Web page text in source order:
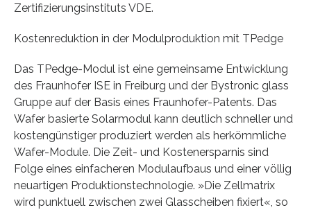
Zertifizierungsinstituts VDE.
Kostenreduktion in der Modulproduktion mit TPedge
Das TPedge-Modul ist eine gemeinsame Entwicklung
des Fraunhofer ISE in Freiburg und der Bystronic glass
Gruppe auf der Basis eines Fraunhofer-Patents. Das
Wafer basierte Solarmodul kann deutlich schneller und
kostengünstiger produziert werden als herkömmliche
Wafer-Module. Die Zeit- und Kostenersparnis sind
Folge eines einfacheren Modulaufbaus und einer völlig
neuartigen Produktionstechnologie. »Die Zellmatrix
wird punktuell zwischen zwei Glasscheiben fixiert«, so